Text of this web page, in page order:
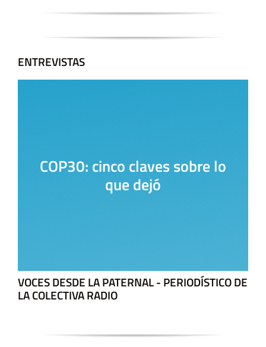
ENTREVISTAS
COP30: cinco claves sobre lo
que dejó
VOCES DESDE LA PATERNAL - PERIODÍSTICO DE
LA COLECTIVA RADIO